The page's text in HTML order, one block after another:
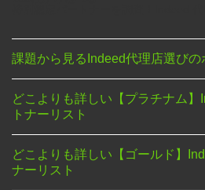
課題から見るIndeed代理店選びの
どこよりも詳しい【プラチナム
トナーリスト
どこよりも詳しい【ゴールド】
ナーリスト